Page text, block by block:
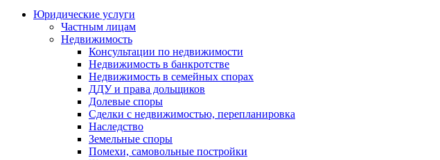
Юридические услуги
Частным лицам
Недвижимость
Консультации по недвижимости
Недвижимость в банкротстве
Недвижимость в семейных спорах
ДДУ и права дольщиков
Долевые споры
Сделки с недвижимостью, перепланировка
Наследство
Земельные споры
Помехи, самовольные постройки